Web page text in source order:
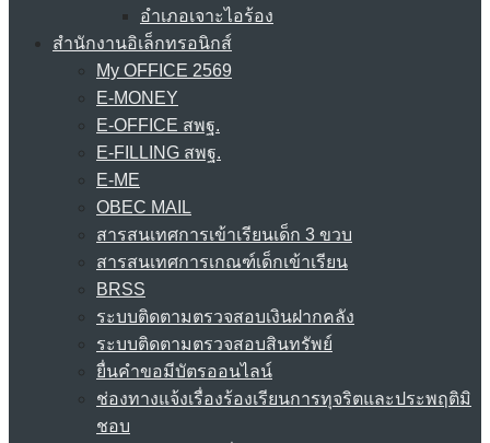
อำเภอเจาะไอร้อง
สำนักงานอิเล็กทรอนิกส์
My OFFICE 2569
E-MONEY
E-OFFICE สพฐ.
E-FILLING สพฐ.
E-ME
OBEC MAIL
สารสนเทศการเข้าเรียนเด็ก 3 ขวบ
สารสนเทศการเกณฑ์เด็กเข้าเรียน
BRSS
ระบบติดตามตรวจสอบเงินฝากคลัง
ระบบติดตามตรวจสอบสินทรัพย์
ยื่นคำขอมีบัตรออนไลน์
ช่องทางแจ้งเรื่องร้องเรียนการทุจริตและประพฤติมิ
ชอบ